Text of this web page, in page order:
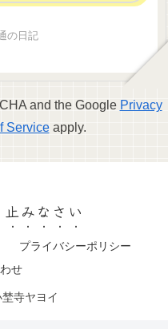
の日記
and the Google Privacy
Serviceapply.
みなさい
プライバシーポリシー
せ
寺ヤヨイ